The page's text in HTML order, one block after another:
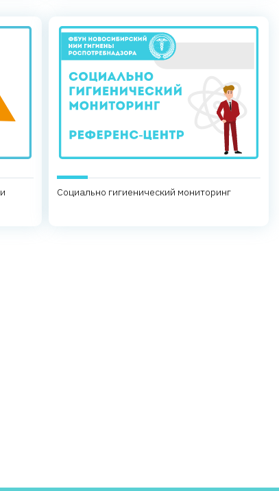
Социально гигиенический мониторинг